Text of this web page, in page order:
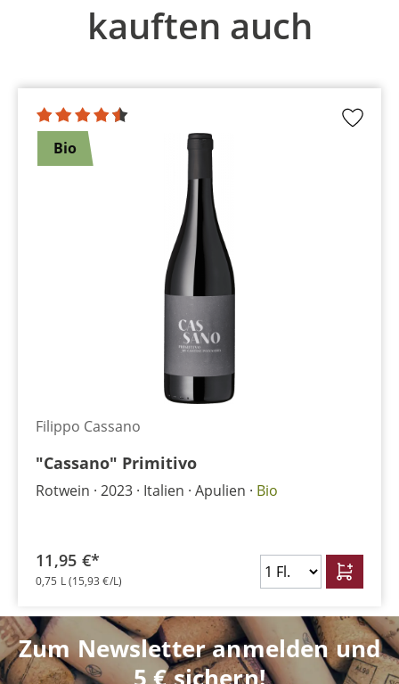
kauften auch
Bio
Filippo Cassano
"Cassano" Primitivo
Rotwein 2023 Italien Apulien Bio
11,95 €*
0,75 L(15,93 €/L)
Zum Newsletter anmelden und